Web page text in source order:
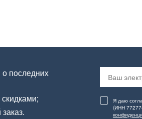
последних
Я даю
(ИНН